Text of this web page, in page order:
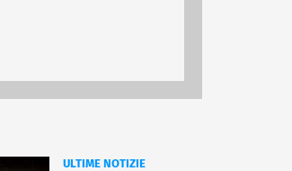
ULTIME NOTIZIE